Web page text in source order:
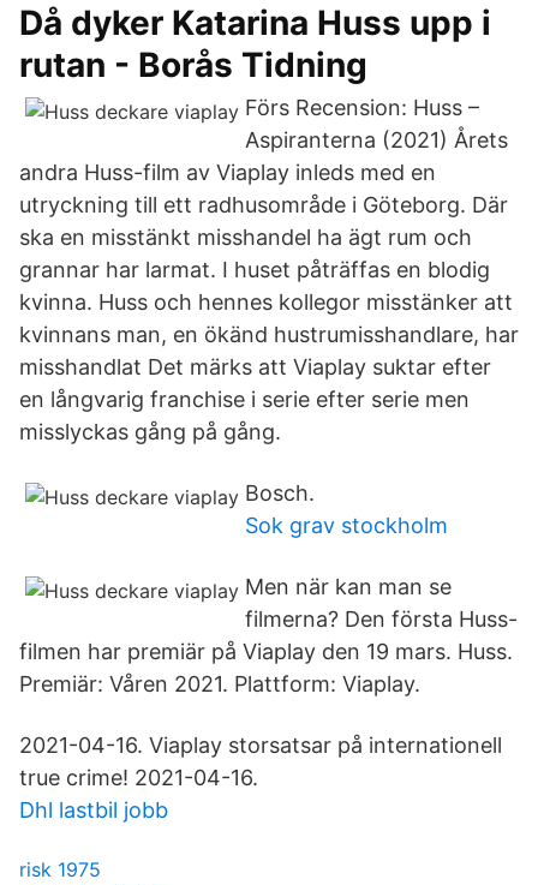
Då dyker Katarina Huss upp i
rutan - Borås Tidning
Förs Recension: Huss –
Aspiranterna (2021) Årets
andra Huss-film av Viaplay inleds med en
utryckning till ett radhusområde i Göteborg. Där
ska en misstänkt misshandel ha ägt rum och
grannar har larmat. I huset påträffas en blodig
kvinna. Huss och hennes kollegor misstänker att
kvinnans man, en ökänd hustrumisshandlare, har
misshandlat Det märks att Viaplay suktar efter
en långvarig franchise i serie efter serie men
misslyckas gång på gång.
Bosch.
Sok grav stockholm
Men när kan man se
filmerna? Den första Huss-
filmen har premiär på Viaplay den 19 mars. Huss.
Premiär: Våren 2021. Plattform: Viaplay.
2021-04-16. Viaplay storsatsar på internationell
true crime! 2021-04-16.
Dhl lastbil jobb
risk 1975